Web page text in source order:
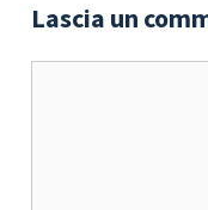
Lascia un